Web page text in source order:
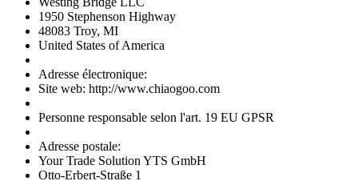
1950 Stephenson Highway
48083 Troy, MI
United States of America
Adresse électronique:
Site web: http://www.chiaogoo.com
Personne responsable selon l'art. 19 EU GPSR
Adresse postale:
Your Trade Solution YTS GmbH
Otto-Erbert-Straße 1